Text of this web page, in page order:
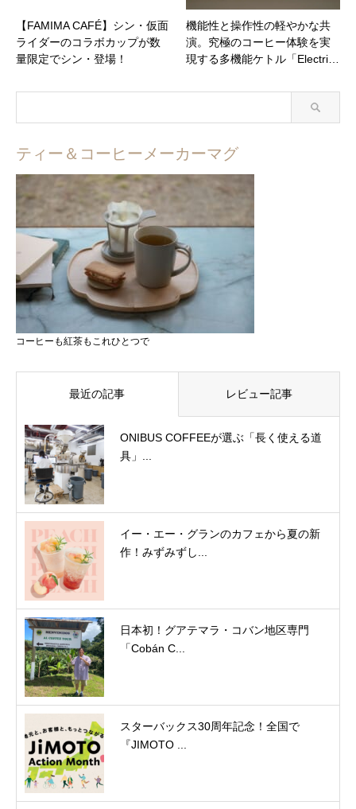
【FAMIMA CAFÉ】シン・仮面
ライダーのコラボカップが数
量限定でシン・登場！
機能性と操作性の軽やかな共
演。究極のコーヒー体験を実
現する多機能ケトル「Electri…
ティー＆コーヒーメーカーマグ
コーヒーも紅茶もこれひとつで
最近の記事 レビュー記事
ONIBUS COFFEEが選ぶ「長く使える道
具」...
イー・エー・グランのカフェから夏の新
作！みずみずし...
日本初！グアテマラ・コバン地区専門
「Cobán C...
スターバックス30周年記念！全国で
『JIMOTO ...